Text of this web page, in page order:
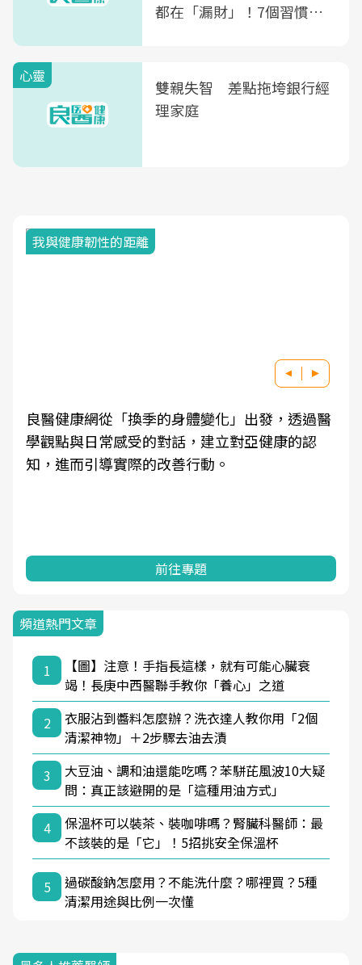
都在「漏財」！7個習慣一
心靈
雙親失智 差點拖垮銀行經
理家庭
我與健康韌性的距離
良醫健康網從「換季的身體變化」出發，透過醫
學觀點與日常感受的對話，建立對亞健康的認
知，進而引導實際的改善行動。
前往專題
頻道熱門文章
1
【圖】注意！手指長這樣，就有可能心臟衰
竭！長庚中西醫聯手教你「養心」之道
2
衣服沾到醬料怎麼辦？洗衣達人教你用「2個
清潔神物」＋2步驟去油去漬
3
大豆油、調和油還能吃嗎？苯駢芘風波10大疑
問：真正該避開的是「這種用油方式」
4
保溫杯可以裝茶、裝咖啡嗎？腎臟科醫師：最
不該裝的是「它」！5招挑安全保溫杯
5
過碳酸鈉怎麼用？不能洗什麼？哪裡買？5種
清潔用途與比例一次懂